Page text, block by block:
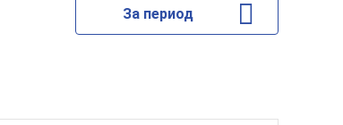
За период